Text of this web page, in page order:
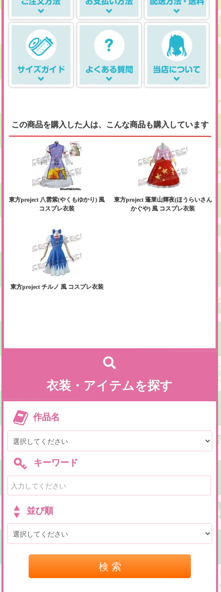
この商品を購入した人は、こんな商品も購入しています
東方project 八雲紫(やくもゆかり) 風
コスプレ衣装
東方project 蓬莱山輝夜(ほうらいさん
かぐや) 風 コスプレ衣装
東方project チルノ 風 コスプレ衣装
衣装・アイテムを探す
作品名
キーワード
並び順
検 索